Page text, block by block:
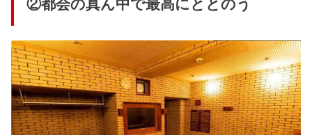
②都会の真ん中で最高にととのう